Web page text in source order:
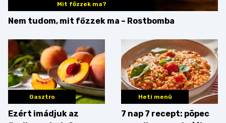
Mit főzzek ma?
Nem tudom, mit főzzek ma – Rostbomba
Gasztro
Ezért imádjuk az
Heti menü
7 nap 7 recept: pöpec